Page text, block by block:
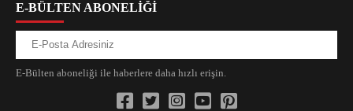
E-BÜLTEN ABONELİĞİ
E-Bülten aboneliği ile haberlere daha hızlı erişin.